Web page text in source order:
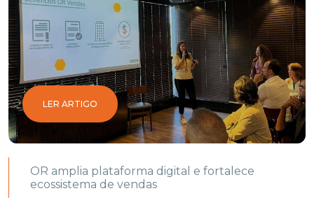
LER ARTIGO
OR amplia plataforma digital e fortalece
ecossistema de vendas